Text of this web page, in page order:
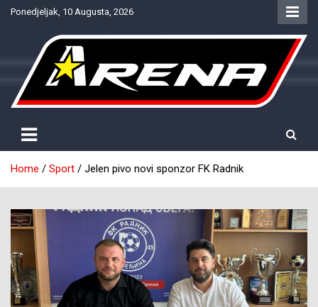
SkipPonedjeljak, 10 Augusta, 2026
NTV Arena
Home Sport Jelen pivo novi sponzor FK Radnik